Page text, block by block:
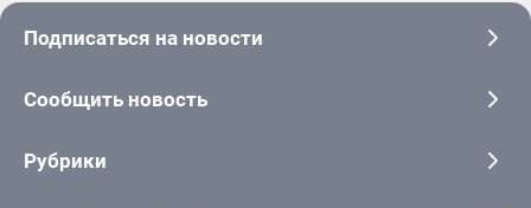
Подписаться на новости
Сообщить новость
Рубрики